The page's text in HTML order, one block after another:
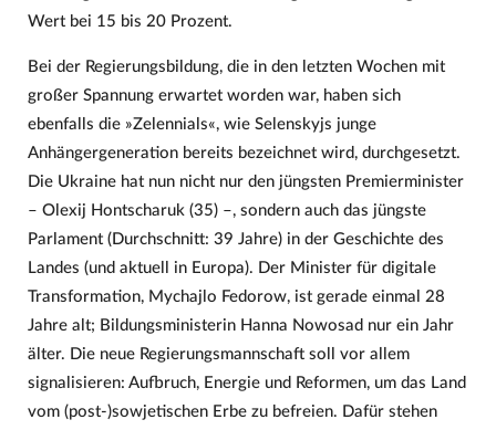
Wert bei 15 bis 20 Prozent.
Bei der Regierungsbildung, die in den letzten Wochen mit
großer Spannung erwartet worden war, haben sich
ebenfalls die »Zelennials«, wie Selenskyjs junge
Anhängergeneration bereits bezeichnet wird, durchgesetzt.
Die Ukraine hat nun nicht nur den jüngsten Premierminister
– Olexij Hontscharuk (35) –, sondern auch das jüngste
Parlament (Durchschnitt: 39 Jahre) in der Geschichte des
Landes (und aktuell in Europa). Der Minister für digitale
Transformation, Mychajlo Fedorow, ist gerade einmal 28
Jahre alt; Bildungsministerin Hanna Nowosad nur ein Jahr
älter. Die neue Regierungsmannschaft soll vor allem
signalisieren: Aufbruch, Energie und Reformen, um das Land
vom (post-)sowjetischen Erbe zu befreien. Dafür stehen